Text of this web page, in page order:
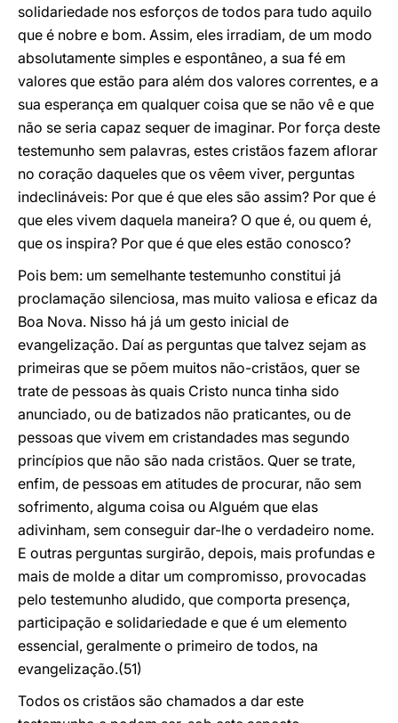
solidariedade nos esforços de todos para tudo aquilo
que é nobre e bom. Assim, eles irradiam, de um modo
absolutamente simples e espontâneo, a sua fé em
valores que estão para além dos valores correntes, e a
sua esperança em qualquer coisa que se não vê e que
não se seria capaz sequer de imaginar. Por força deste
testemunho sem palavras, estes cristãos fazem aflorar
no coração daqueles que os vêem viver, perguntas
indeclináveis: Por que é que eles são assim? Por que é
que eles vivem daquela maneira? O que é, ou quem é,
que os inspira? Por que é que eles estão conosco?
Pois bem: um semelhante testemunho constitui já
proclamação silenciosa, mas muito valiosa e eficaz da
Boa Nova. Nisso há já um gesto inicial de
evangelização. Daí as perguntas que talvez sejam as
primeiras que se põem muitos não-cristãos, quer se
trate de pessoas às quais Cristo nunca tinha sido
anunciado, ou de batizados não praticantes, ou de
pessoas que vivem em cristandades mas segundo
princípios que não são nada cristãos. Quer se trate,
enfim, de pessoas em atitudes de procurar, não sem
sofrimento, alguma coisa ou Alguém que elas
adivinham, sem conseguir dar-lhe o verdadeiro nome.
E outras perguntas surgirão, depois, mais profundas e
mais de molde a ditar um compromisso, provocadas
pelo testemunho aludido, que comporta presença,
participação e solidariedade e que é um elemento
essencial, geralmente o primeiro de todos, na
evangelização.(51)
Todos os cristãos são chamados a dar este